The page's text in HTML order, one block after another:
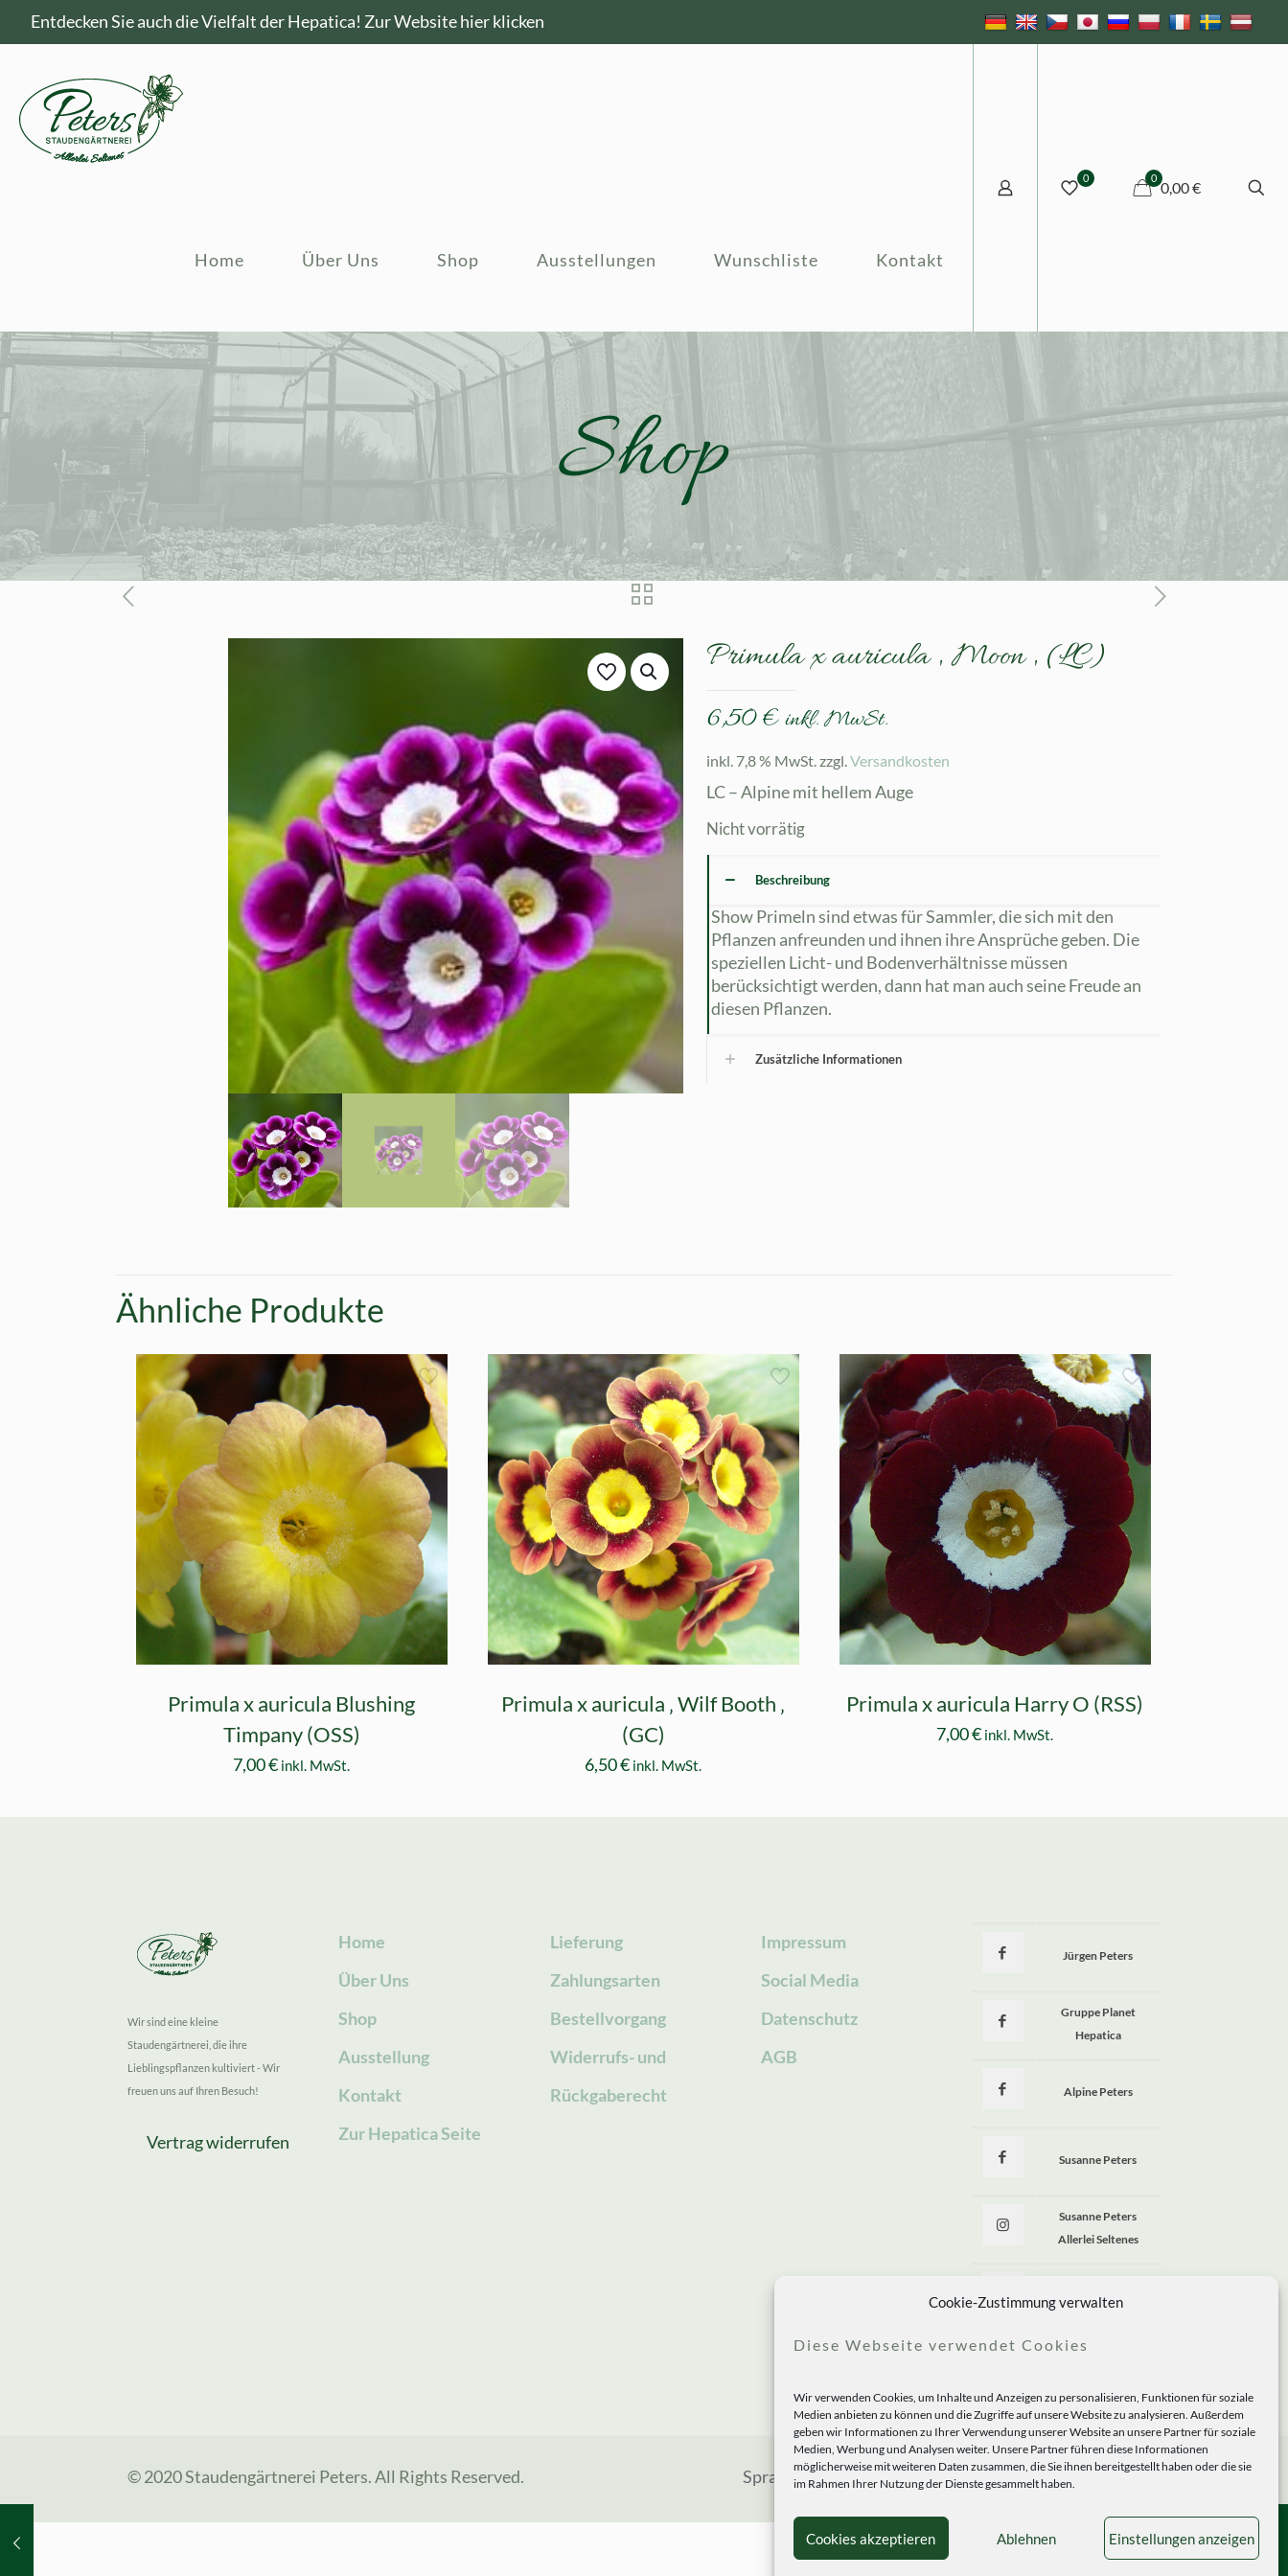
Cookie-Zustimmung verwalten
Diese Webseite verwendet Cookies
Wir verwenden Cookies, um Inhalte und Anzeigen zu personalisieren, Funktionen für soziale
Medien anbieten zu können und die Zugriffe auf unsere Website zu analysieren. Außerdem
geben wir Informationen zu Ihrer Verwendung unserer Website an unsere Partner für soziale
Medien, Werbung und Analysen weiter. Unsere Partner führen diese Informationen
möglicherweise mit weiteren Daten zusammen, die Sie ihnen bereitgestellt haben oder die sie
im Rahmen Ihrer Nutzung der Dienste gesammelt haben.
Cookies akzeptieren Ablehnen Einstellungen anzeigen
Entdecken Sie auch die Vielfalt der Hepatica! Zur Website hier klicken
Home Über Uns Shop Ausstellungen Wunschliste Kontakt
0 0
0,00 €
Shop
Primula x auricula ‚ Moon ‚ (LC)
6,50€ inkl. MwSt.
inkl. 7,8 % MwSt.zzgl.Versandkosten
LC – Alpine mit hellem Auge
Nicht vorrätig
Beschreibung
Show Primeln sind etwas für Sammler, die sich mit den
Pflanzen anfreunden und ihnen ihre Ansprüche geben. Die
speziellen Licht- und Bodenverhältnisse müssen
berücksichtigt werden, dann hat man auch seine Freude an
diesen Pflanzen.
Zusätzliche Informationen
Ähnliche Produkte
Primula x auricula Blushing
Timpany (OSS)
7,00€ inkl. MwSt.
Primula x auricula ‚ Wilf Booth ‚
(GC)
6,50€ inkl. MwSt.
Primula x auricula Harry O (RSS)
7,00€ inkl. MwSt.
Wir sind eine kleine
Staudengärtnerei, die ihre
Lieblingspflanzen kultiviert - Wir
freuen uns auf Ihren Besuch!
Vertrag widerrufen
Home
Über Uns
Shop
Ausstellung
Kontakt
Zur Hepatica Seite
Lieferung
Zahlungsarten
Bestellvorgang
Widerrufs- und
Rückgaberecht
Impressum
Social Media
Datenschutz
AGB
Jürgen Peters
Gruppe Planet
Hepatica
Alpine Peters
Susanne Peters
Susanne Peters
Allerlei Seltenes
Allerlei Seltenes
© 2020 Staudengärtnerei Peters. All Rights Reserved. Sprachen